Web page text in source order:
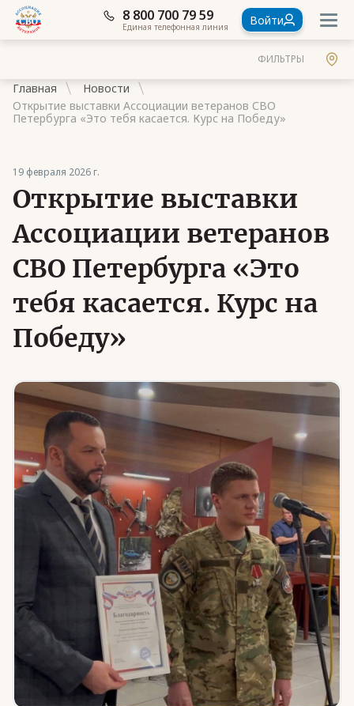
8 800 700 79 59
Единая телефонная линия Войти
ФИЛЬТРЫ
Главная
Новости
Открытие выставки Ассоциации ветеранов СВО
Петербурга «Это тебя касается. Курс на Победу»
19 февраля 2026 г.
Открытие выставки
Ассоциации ветеранов
СВО Петербурга «Это
тебя касается. Курс на
Победу»
Документы
Контакты
Стать членом Ассоциации ветеранов СВО
Ассоциация в субъектах России
Частые вопросы
Юридическая помощь
Региональные меры поддержки